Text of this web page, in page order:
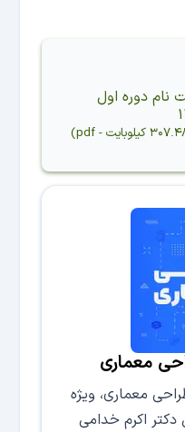
نام دوره اول
کیلوبایت -
pdf
)
معماری
معماری، ویژه
با تدریس دکتر اکرم خدامی